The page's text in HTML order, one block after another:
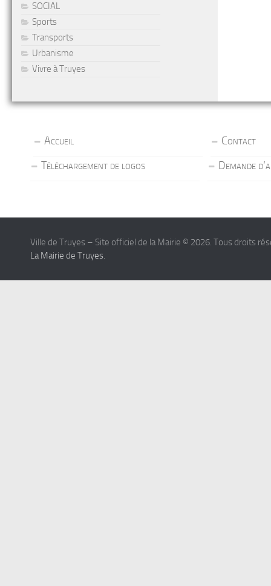
SOCIAL
Sports
Transports
Urbanisme
Vivre à Truyes
Accueil
Contact
Téléchargement de logos
Demande
Ville de Truyes – Site officiel de la Mairie © 2026. Tous droits
La Mairie de Truyes.